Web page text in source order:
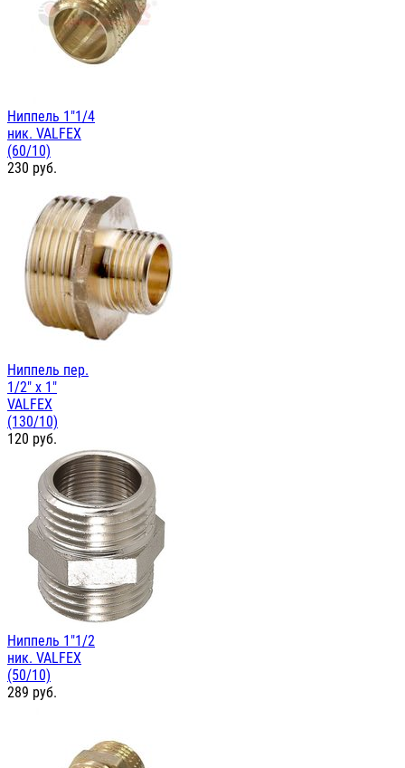
Ниппель 1"1/4
ник. VALFEX
(60/10)
230 руб.
Ниппель пер.
1/2" х 1"
VALFEX
(130/10)
120 руб.
Ниппель 1"1/2
ник. VALFEX
(50/10)
289 руб.